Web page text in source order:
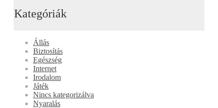
Kategóriák
Állás
Biztosítás
Egészség
Internet
Irodalom
Játék
Nincs kategorizálva
Nyaralás